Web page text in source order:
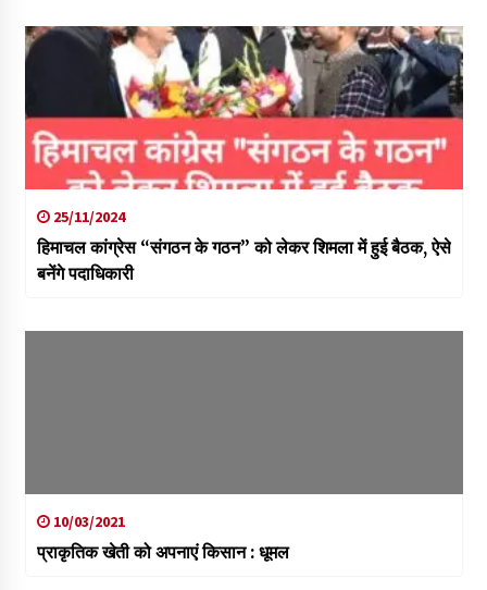
25/11/2024
हिमाचल कांग्रेस “संगठन के गठन” को लेकर शिमला में हुई बैठक, ऐसे
बनेंगे पदाधिकारी
10/03/2021
प्राकृतिक खेती को अपनाएं किसान : धूमल